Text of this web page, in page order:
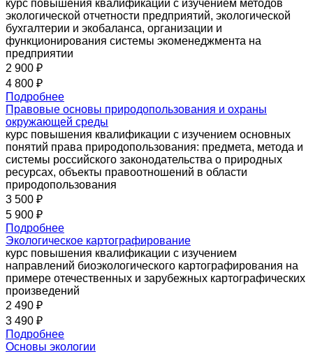
курс повышения квалификации с изучением методов
экологической отчетности предприятий, экологической
бухгалтерии и экобаланса, организации и
функционирования системы экоменеджмента на
предприятии
2 900 ₽
4 800 ₽
Подробнее
Правовые основы природопользования и охраны
окружающей среды
курс повышения квалификации с изучением основных
понятий права природопользования: предмета, метода и
системы российского законодательства о природных
ресурсах, объекты правоотношений в области
природопользования
3 500 ₽
5 900 ₽
Подробнее
Экологическое картографирование
курс повышения квалификации с изучением
направлений биоэкологического картографирования на
примере отечественных и зарубежных картографических
произведений
2 490 ₽
3 490 ₽
Подробнее
Основы экологии